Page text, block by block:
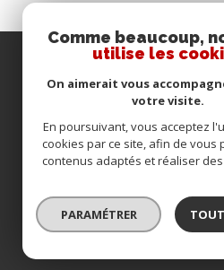
© 2026 |
Comme beaucoup,
utilise les
On aimerait vous
votre visite.
En poursuivant, vous acceptez
cookies par ce site, afin de vous
contenus adaptés et réaliser
PARAMÉTRER